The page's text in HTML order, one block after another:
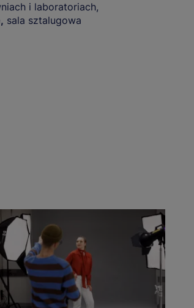
i laboratoriach,
sala sztalugowa